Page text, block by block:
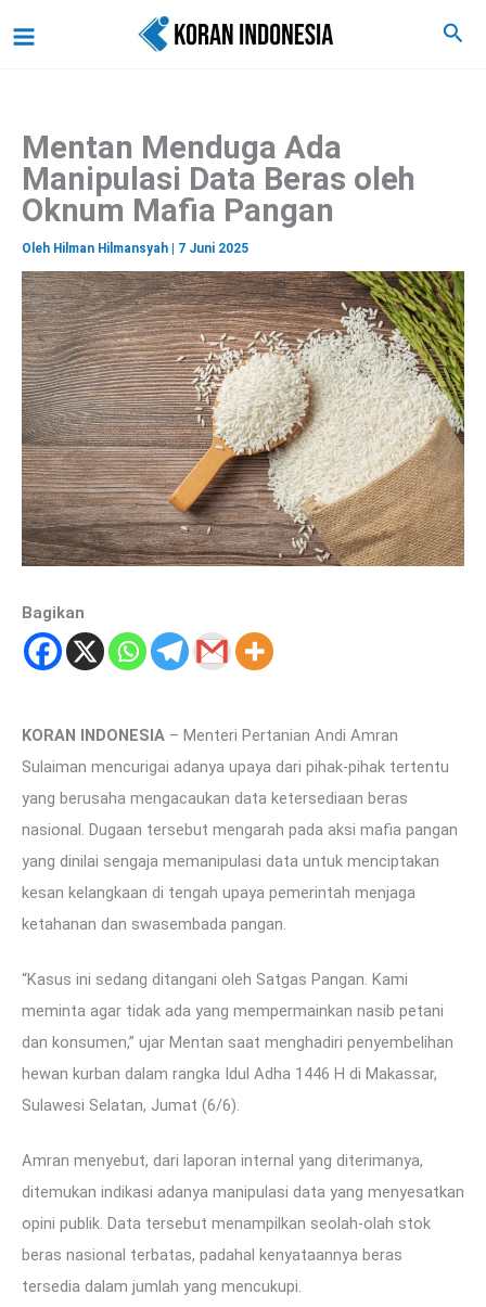
ke
Cari
Mentan Menduga Ada
Manipulasi Data Beras oleh
Oknum Mafia Pangan
Oleh Hilman Hilmansyah 7 Juni 2025
Bagikan
KORAN INDONESIA – Menteri Pertanian Andi Amran
Sulaiman mencurigai adanya upaya dari pihak-pihak tertentu
yang berusaha mengacaukan data ketersediaan beras
nasional. Dugaan tersebut mengarah pada aksi mafia pangan
yang dinilai sengaja memanipulasi data untuk menciptakan
kesan kelangkaan di tengah upaya pemerintah menjaga
ketahanan dan swasembada pangan.
“Kasus ini sedang ditangani oleh Satgas Pangan. Kami
meminta agar tidak ada yang mempermainkan nasib petani
dan konsumen,” ujar Mentan saat menghadiri penyembelihan
hewan kurban dalam rangka Idul Adha 1446 H di Makassar,
Sulawesi Selatan, Jumat (6/6).
Amran menyebut, dari laporan internal yang diterimanya,
ditemukan indikasi adanya manipulasi data yang menyesatkan
opini publik. Data tersebut menampilkan seolah-olah stok
beras nasional terbatas, padahal kenyataannya beras
tersedia dalam jumlah yang mencukupi.
a